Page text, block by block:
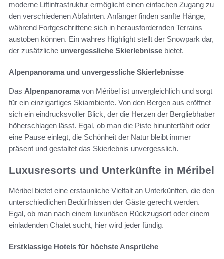
moderne Liftinfrastruktur ermöglicht einen einfachen Zugang zu
den verschiedenen Abfahrten. Anfänger finden sanfte Hänge,
während Fortgeschrittene sich in herausfordernden Terrains
austoben können. Ein wahres Highlight stellt der Snowpark dar,
der zusätzliche unvergessliche Skierlebnisse bietet.
Alpenpanorama und unvergessliche Skierlebnisse
Das Alpenpanoramavon Méribel ist unvergleichlich und sorgt
für ein einzigartiges Skiambiente. Von den Bergen aus eröffnet
sich ein eindrucksvoller Blick, der die Herzen der Bergliebhaber
höherschlagen lässt. Egal, ob man die Piste hinunterfährt oder
eine Pause einlegt, die Schönheit der Natur bleibt immer
präsent und gestaltet das Skierlebnis unvergesslich.
Luxusresorts und Unterkünfte in Méribel
Méribel bietet eine erstaunliche Vielfalt an Unterkünften, die den
unterschiedlichen Bedürfnissen der Gäste gerecht werden.
Egal, ob man nach einem luxuriösen Rückzugsort oder einem
einladenden Chalet sucht, hier wird jeder fündig.
Erstklassige Hotels für höchste Ansprüche